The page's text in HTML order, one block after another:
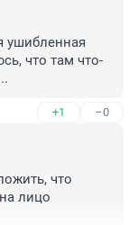
минуты
ушибленная
что там что-
+1 –0
что
лицо